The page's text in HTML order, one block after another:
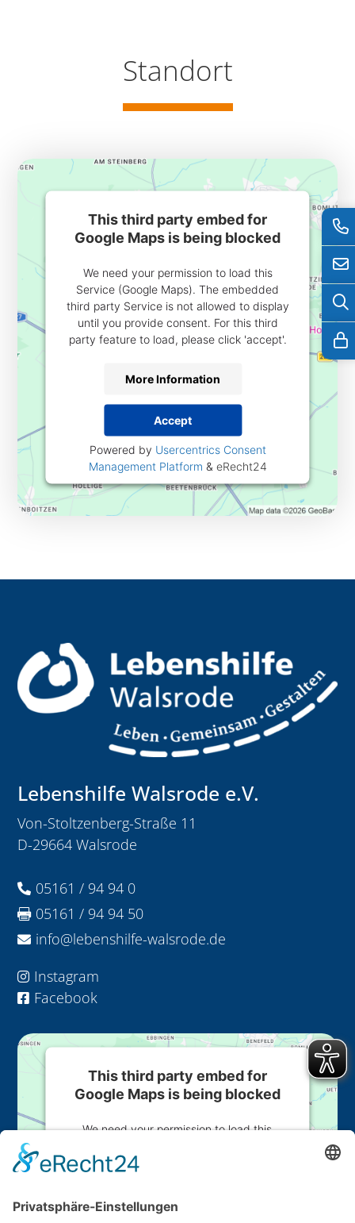
Standort
This third party embed for
Google Maps is being blocked
We need your permission to load this
Service (Google Maps). The embedded
third party Service is not allowed to display
until you provide consent. For this third
party feature to load, please click 'accept'.
More Information
Accept
Powered by Usercentrics Consent
Management Platform & eRecht24
Lebenshilfe Walsrode e.V.
Von-Stoltzenberg-Straße 11
D-29664 Walsrode
 05161 / 94 94 0
 05161 / 94 94 50
 info@lebenshilfe-walsrode.de
 Instagram
 Facebook
This third party embed for
Google Maps is being blocked
We need your permission to load this
third party Service is not allowed to display